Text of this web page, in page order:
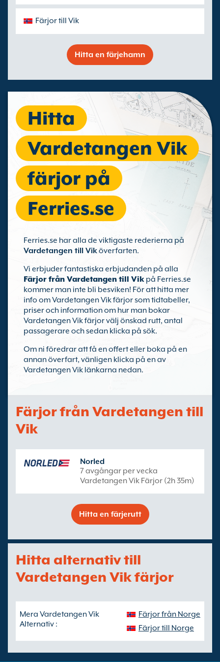
Färjor till Vik
Hitta en färjehamn
Hitta
Vardetangen Vik
färjor på
Ferries.se
Ferries.se har alla de viktigaste rederierna på
Vardetangen till Viköverfarten.
Vi erbjuder fantastiska erbjudanden på alla
Färjor från Vardetangen till Vik på Ferries.se
kommer man inte bli besviken! För att hitta mer
info om Vardetangen Vik färjor som tidtabeller,
priser och information om hur man bokar
Vardetangen Vik färjor välj önskad rutt, antal
passagerare och sedan klicka på sök.
Om ni föredrar att få en offert eller boka på en
annan överfart, vänligen klicka på en av
Vardetangen Vik länkarna nedan.
Färjor från Vardetangen till
Vik
Norled
7 avgångar per vecka
Vardetangen Vik Färjor (2h 35m)
Hitta en färjerutt
Hitta alternativ till
Vardetangen Vik färjor
Mera Vardetangen Vik
Alternativ :
Färjor från Norge
Färjor till Norge